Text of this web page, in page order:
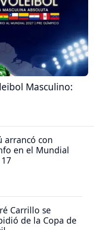
Masculino:
arrancó con
en el Mundial
Carrillo se
de la Copa de